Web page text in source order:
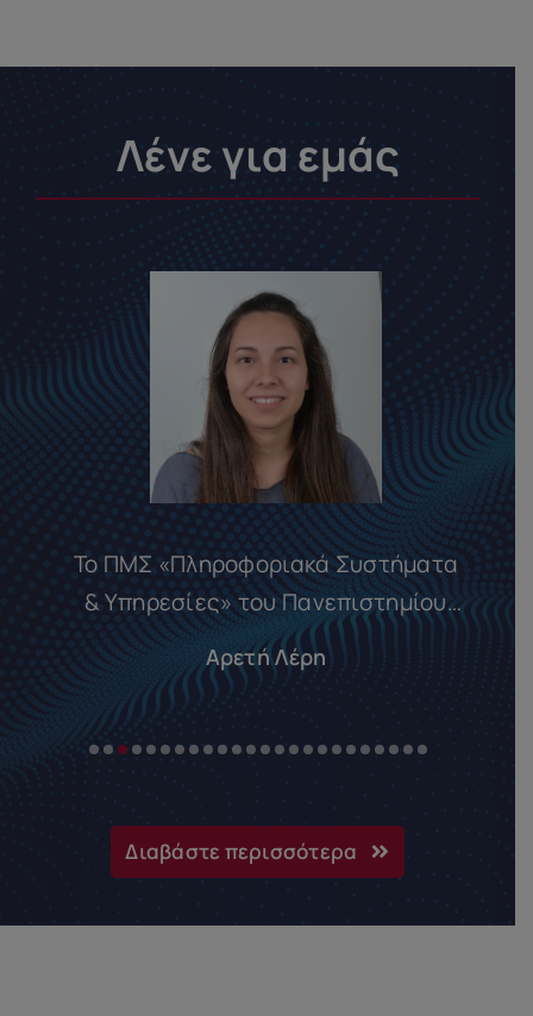
Λένε για εμάς
Το ΠΜΣ «Πληροφοριακά Συστήματα
& Υπηρεσίες» του Πανεπιστημίου
Πειραιώς αποτέλεσε την ιδανική
γέφυρα μεταξύ της ακαδημαϊκής
γνώσης και της επαγγελματικής
εξειδίκευσης. Μέσα από την
ειδίκευση στα Προηγμένα
Πληροφοριακά Συστήματα,
απέκτησα τα στρατηγικά εργαλεία
Αρετή Λέρη
Διαβάστε περισσότερα